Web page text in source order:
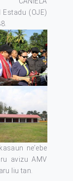
Estadu (OJE)
ne’ebe
avizu AMV
liu tan.